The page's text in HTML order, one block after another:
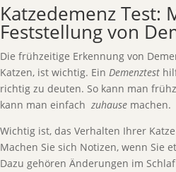
Katzedemenz Test:
Feststellung von
Die frühzeitige Erkennung von
Katzen, ist wichtig. Ein Demenztest
richtig zu deuten. So kann man
kann man einfach zuhause machen.
Wichtig ist, das Verhalten Ihrer
Machen Sie sich Notizen, wenn Sie
Dazu gehören Änderungen im